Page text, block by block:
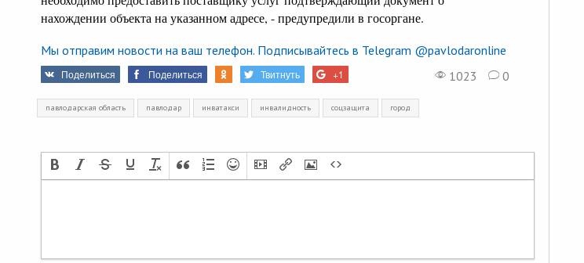
нахождении объекта на указанном адресе, - предупредили в госоргане.
Мы отправим новости на ваш телефон. Подписывайтесь в Telegram @pavlodaronline
Поделиться Поделиться Твитнуть +1 1023 0
павлодарская область павлодар инватакси инвалидность соцзащита город